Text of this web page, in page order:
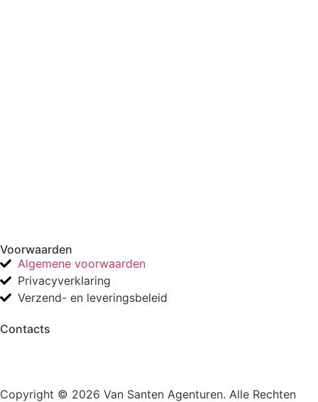
Voorwaarden
Algemene voorwaarden
Privacyverklaring
Verzend- en leveringsbeleid
Contacts
Copyright © 2026 Van Santen Agenturen. Alle Rechten